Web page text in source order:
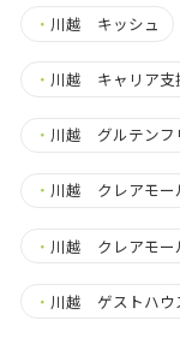
・ 川越 キッシュ
・ 川越 キャリア支
・ 川越 グルテン
・ 川越 クレアモ
・ 川越 クレアモ
・ 川越 ゲストハウ